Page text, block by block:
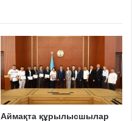
Аймақта құрылысшылар